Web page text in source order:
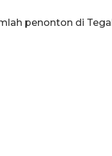
penonton di